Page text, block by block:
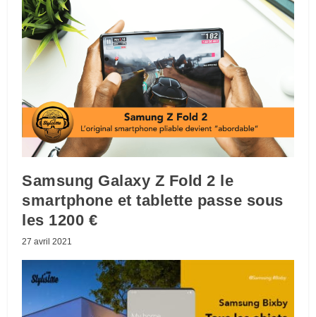
Samsung Galaxy Z Fold 2 le
smartphone et tablette passe sous
les 1200 €
27 avril 2021